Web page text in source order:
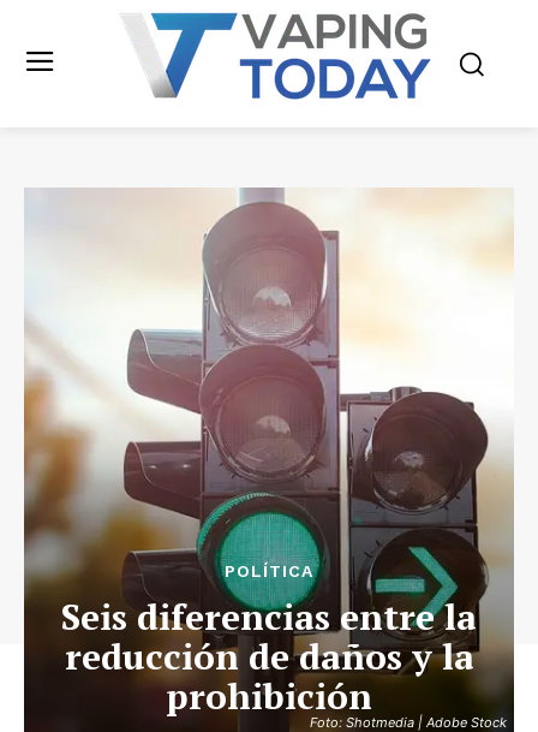
Foto: Shotmedia | Adobe Stock
POLÍTICA
Seis diferencias entre la
reducción de daños y la
prohibición